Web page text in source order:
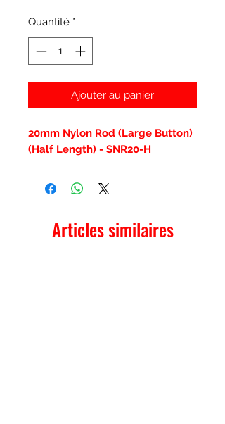
Quantité *
Ajouter au panier
20mm Nylon Rod (Large Button)
(Half Length) - SNR20-H
Articles similaires